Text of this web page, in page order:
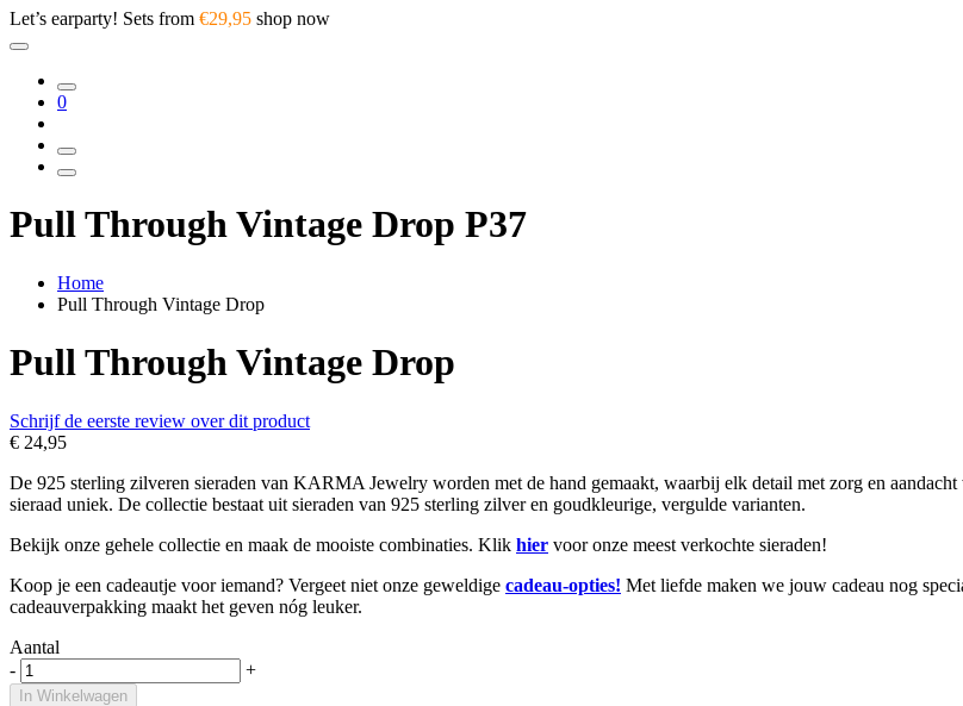
Let’s earparty! Sets from €29,95 shop now
0
Pull Through Vintage Drop P37
Home
Pull Through Vintage Drop
Pull Through Vintage Drop
Schrijf de eerste review over dit product
€ 24,95
De 925 sterling zilveren sieraden van KARMA Jewelry worden met de hand gemaakt, waarbij elk detail met zorg en
sieraad uniek. De collectie bestaat uit sieraden van 925 sterling zilver en goudkleurige, vergulde varianten.
Bekijk onze gehele collectie en maak de mooiste combinaties. Klik hier voor onze meest verkochte sieraden!
Koop je een cadeautje voor iemand? Vergeet niet onze geweldige cadeau-opties! Met liefde maken we jouw cadeau nog
cadeauverpakking maakt het geven nóg leuker.
Aantal
-
+
In Winkelwagen